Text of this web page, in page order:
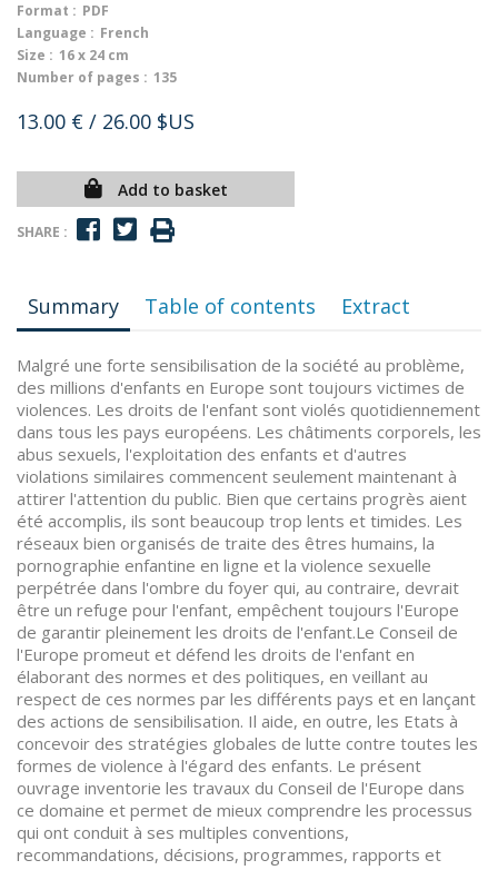
Format : PDF
Language : French
Size : 16 x 24 cm
Number of pages : 135
13.00 € / 26.00 $US
Add to basket
SHARE :
Summary Table of contents Extract
Malgré une forte sensibilisation de la société au problème,
des millions d'enfants en Europe sont toujours victimes de
violences. Les droits de l'enfant sont violés quotidiennement
dans tous les pays européens. Les châtiments corporels, les
abus sexuels, l'exploitation des enfants et d'autres
violations similaires commencent seulement maintenant à
attirer l'attention du public. Bien que certains progrès aient
été accomplis, ils sont beaucoup trop lents et timides. Les
réseaux bien organisés de traite des êtres humains, la
pornographie enfantine en ligne et la violence sexuelle
perpétrée dans l'ombre du foyer qui, au contraire, devrait
être un refuge pour l'enfant, empêchent toujours l'Europe
de garantir pleinement les droits de l'enfant.Le Conseil de
l'Europe promeut et défend les droits de l'enfant en
élaborant des normes et des politiques, en veillant au
respect de ces normes par les différents pays et en lançant
des actions de sensibilisation. Il aide, en outre, les Etats à
concevoir des stratégies globales de lutte contre toutes les
formes de violence à l'égard des enfants. Le présent
ouvrage inventorie les travaux du Conseil de l'Europe dans
ce domaine et permet de mieux comprendre les processus
qui ont conduit à ses multiples conventions,
recommandations, décisions, programmes, rapports et